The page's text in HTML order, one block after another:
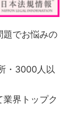
題でお悩みの
・3000人以
界トップク